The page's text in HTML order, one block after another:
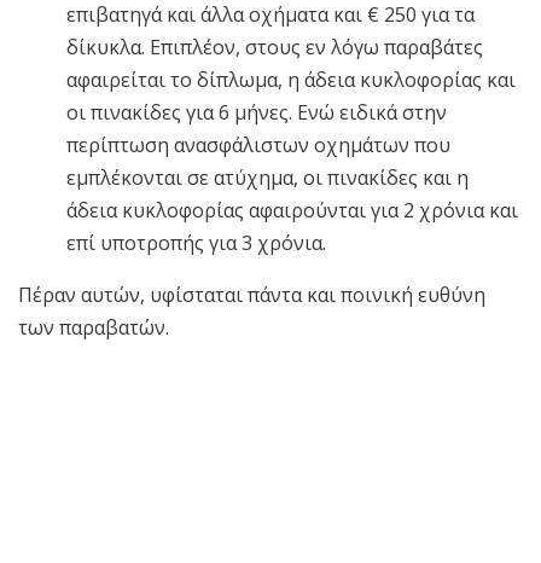
επιβατηγά και άλλα οχήματα και € 250 για τα
δίκυκλα. Επιπλέον, στους εν λόγω παραβάτες
αφαιρείται το δίπλωμα, η άδεια κυκλοφορίας και
οι πινακίδες για 6 μήνες. Ενώ ειδικά στην
περίπτωση ανασφάλιστων οχημάτων που
εμπλέκονται σε ατύχημα, οι πινακίδες και η
άδεια κυκλοφορίας αφαιρούνται για 2 χρόνια και
επί υποτροπής για 3 χρόνια.
Πέραν αυτών, υφίσταται πάντα και ποινική ευθύνη
των παραβατών.